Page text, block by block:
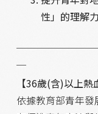
性」的理解
【36歲(含)以上熱
依據教育部青年